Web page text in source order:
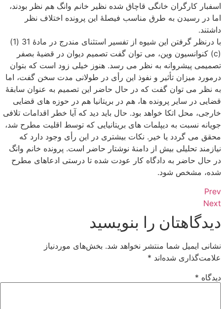
اسفبار کارگران خانگی قاچاق شده نظیر خانم وانگ هم نظر بودند،
اما در رسیدن به طرق مناسب فیصلۀ این پرونده اختلاف نظر
داشتند.
با درنظر گرفتن این شیوه از تفسیر استثنای مندرج در مادۀ 31 (1)
(c) کنوانسیون وین، می توان گفت تصمیم دیوان در قضیۀ بصفر
تصمیمی پیشروانه به نظر می رسد. هنوز خیلی زود است که بتوان
درمورد میزان تأثیر و نفوذ این رأی در طولانی مدت سخن گفت، اما
به نظر می توان گفت که در حال حاضر این تصمیم به عنوان سابقۀ
قضایی در سایر پرونده ها، هم در بریتانیا هم در حوزه های قضایی
خارجی، محل اتکا خواهد بود. حال باید دید که آیا خطر اقدامات تلافی
جویانه نسبت به دیپلمات های بریتانیایی که توسط اقلیت مطرح شد،
محقق می گردد یا خیر. نکات بیشتری در این رأی وجود دارد که
نیازمند تحلیلی بیش از دامنۀ نوشتار حاضر است. پرونده خانم وانگ
در حال حاضر به دادگاه کار عودت شده تا درستی ادعاهای مطرح
شده، مشخص شود.
Prev
Next
دیدگاهتان را بنویسید
نشانی ایمیل شما منتشر نخواهد شد. بخش‌های موردنیاز
علامت‌گذاری شده‌اند *
دیدگاه *